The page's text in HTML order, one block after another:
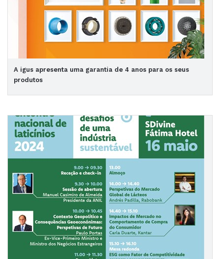
A igus apresenta uma garantia de 4 anos para os seus
produtos